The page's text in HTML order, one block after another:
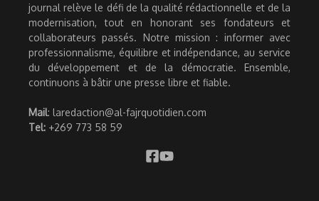
journal relève le défi de la qualité rédactionnelle et de la
modernisation, tout en honorant ses fondateurs et
collaborateurs passés. Notre mission : informer avec
professionnalisme, équilibre et indépendance, au service
du développement et de la démocratie. Ensemble,
continuons à bâtir une presse libre et fiable.
Mail: laredaction@al-fajrquotidien.com
Tel: +269 773 58 59